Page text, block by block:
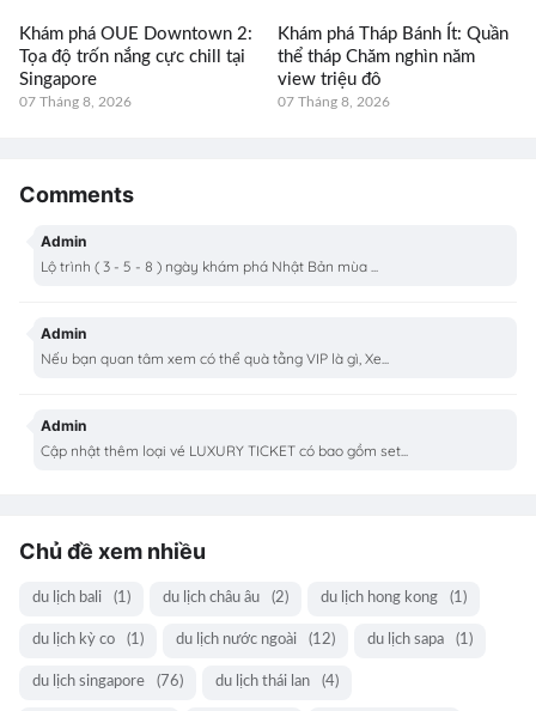
Khám phá OUE Downtown 2:
Tọa độ trốn nắng cực chill tại
Singapore
07 Tháng 8, 2026
Khám phá Tháp Bánh Ít: Quần
thể tháp Chăm nghìn năm
view triệu đô
07 Tháng 8, 2026
Comments
Admin
Lộ trình ( 3 - 5 - 8 ) ngày khám phá Nhật Bản mùa ...
Admin
Nếu bạn quan tâm xem có thể quà tằng VIP là gì, Xe...
Admin
Cập nhật thêm loại vé LUXURY TICKET có bao gồm set...
Chủ đề xem nhiều
du lịch bali (1) du lịch châu âu (2) du lịch hong kong (1)
du lịch kỳ co (1) du lịch nước ngoài (12) du lịch sapa (1)
du lịch singapore (76) du lịch thái lan (4)